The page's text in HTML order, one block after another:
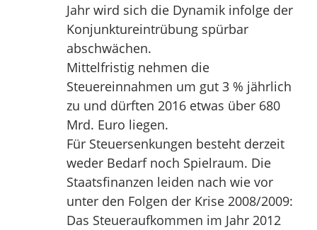
Jahr wird sich die Dynamik infolge der
Konjunktureintrübung spürbar
abschwächen.
Mittelfristig nehmen die
Steuereinnahmen um gut 3 % jährlich
zu und dürften 2016 etwas über 680
Mrd. Euro liegen.
Für Steuersenkungen besteht derzeit
weder Bedarf noch Spielraum. Die
Staatsfinanzen leiden nach wie vor
unter den Folgen der Krise 2008/2009:
Das Steueraufkommen im Jahr 2012